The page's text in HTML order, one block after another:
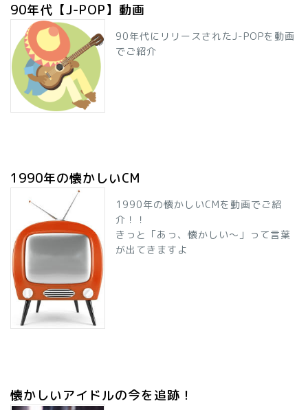
90年代【J-POP】動画
90年代にリリースされたJ-POPを動画
でご紹介
1990年の懐かしいCM
1990年の懐かしいCMを動画でご紹
介！！
きっと「あっ、懐かしい～」って言葉
が出てきますよ
懐かしいアイドルの今を追跡！